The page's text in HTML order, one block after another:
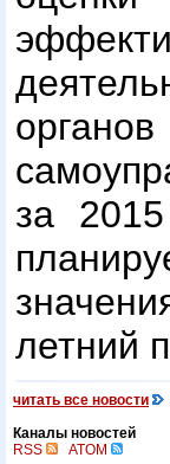
за
летний
читать все новости
Каналы новостей
RSS
ATOM